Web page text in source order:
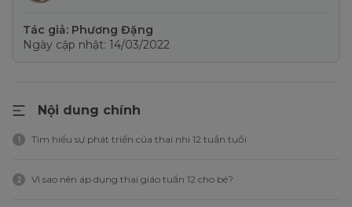
Tác giả: Phương Đặng
Ngày cập nhật: 14/03/2022
Nội dung chính
1 Tìm hiểu sự phát triển của thai nhi 12 tuần tuổi
2 Vì sao nên áp dụng thai giáo tuần 12 cho bé?